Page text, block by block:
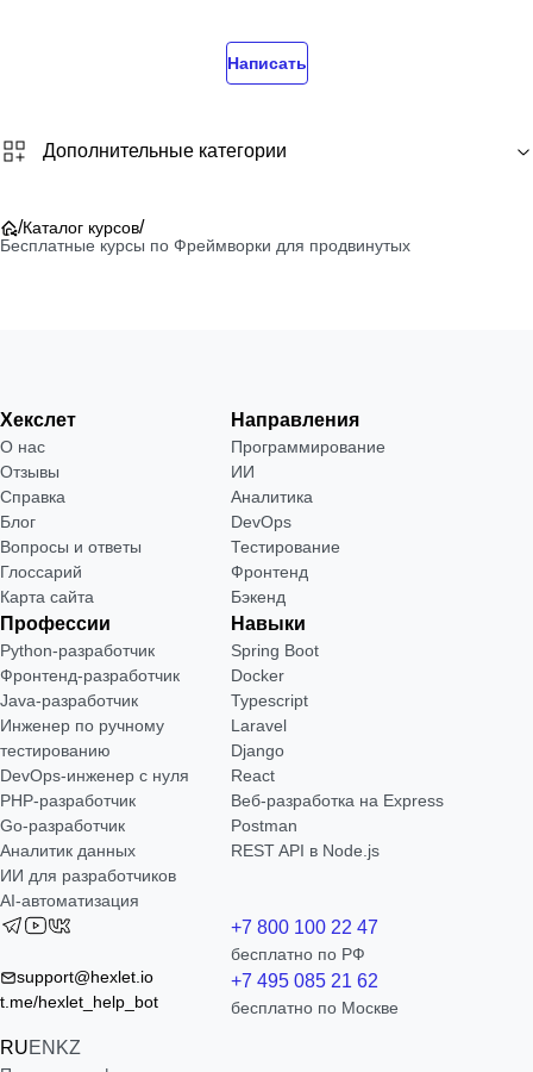
Написать
Дополнительные категории
/Каталог курсов/
Бесплатные курсы по Фреймворки для продвинутых
Хекслет
О нас
Отзывы
Справка
Блог
Вопросы и ответы
Глоссарий
Карта сайта
Направления
Программирование
ИИ
Аналитика
DevOps
Тестирование
Фронтенд
Бэкенд
Профессии
Python-разработчик
Фронтенд-разработчик
Java-разработчик
Инженер по ручному
тестированию
DevOps-инженер с нуля
РНР-разработчик
Go-разработчик
Аналитик данных
ИИ для разработчиков
AI-автоматизация
Навыки
Spring Boot
Docker
Typescript
Laravel
Django
React
Веб-разработка на Express
Postman
REST API в Node.js
support@hexlet.io
t.me/hexlet_help_bot
RUEN KZ
+7 800 100 22 47
бесплатно по РФ
+7 495 085 21 62
бесплатно по Москве